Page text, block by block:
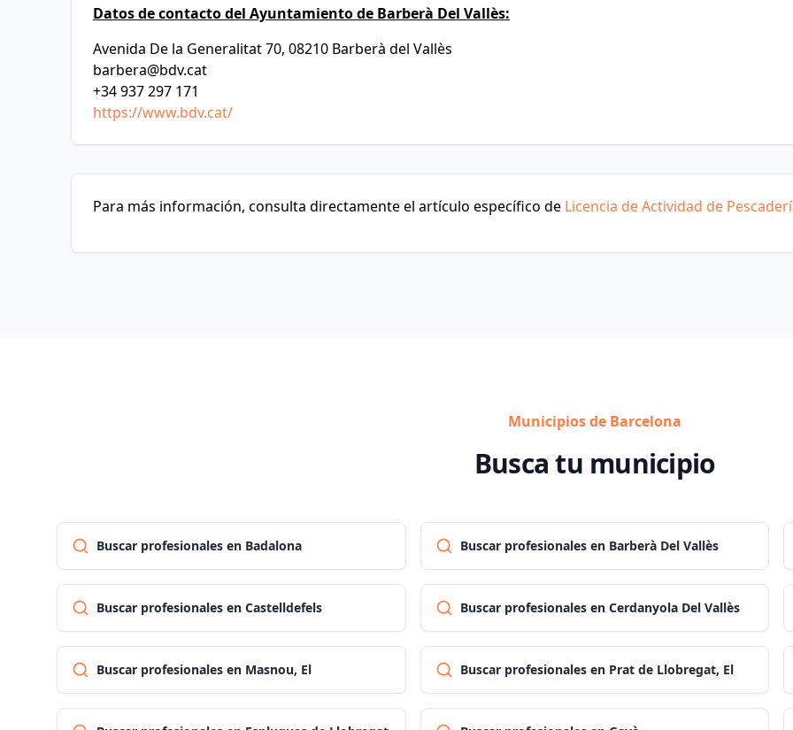
Datos de contacto del Ayuntamiento de Barberà Del Vallès:
Avenida De la Generalitat 70, 08210 Barberà del Vallès
barbera@bdv.cat
+34 937 297 171
https://www.bdv.cat/
Para más información, consulta directamente el artículo específico de Licencia de Actividad de
Municipios de Barcelona
Busca tu municipio
Buscar profesionales en Badalona Buscar profesionales en Barberà Del Vallès
Buscar profesionales en Castelldefels Buscar profesionales en Cerdanyola Del Vallès
Buscar profesionales en Masnou, El Buscar profesionales en Prat de Llobregat, El